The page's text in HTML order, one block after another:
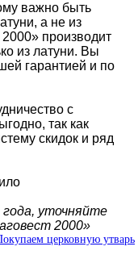
важно быть
а не из
производит
из латуни. Вы
гарантией и по
с
так как
скидок и ряд
уточняйте
2000»
церковную утварь